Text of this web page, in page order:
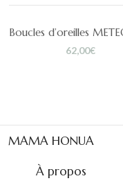
62,00€
MAMA HONUA
À propos